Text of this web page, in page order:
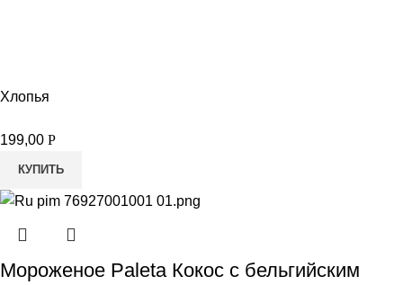
Хлопья
199,00 Р
КУПИТЬ
Мороженое Paleta Кокос с бельгийским